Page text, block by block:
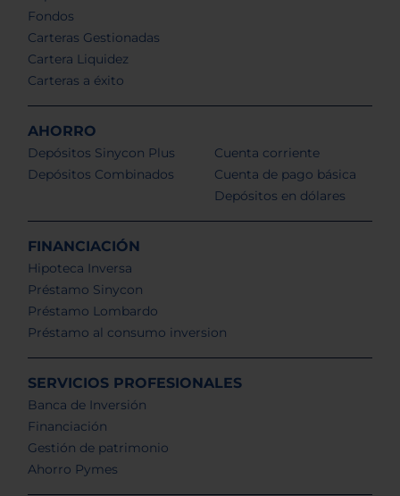
Fondos
Carteras Gestionadas
Cartera Liquidez
Carteras a éxito
AHORRO
Depósitos Sinycon Plus
Depósitos Combinados
Cuenta corriente
Cuenta de pago básica
Depósitos en dólares
FINANCIACIÓN
Hipoteca Inversa
Préstamo Sinycon
Préstamo Lombardo
Préstamo al consumo inversion
SERVICIOS PROFESIONALES
Banca de Inversión
Financiación
Gestión de patrimonio
Ahorro Pymes